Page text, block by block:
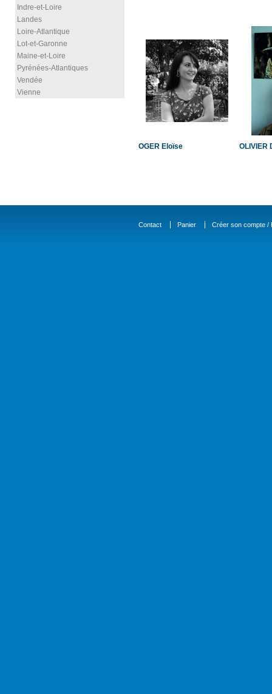
Indre-et-Loire
Landes
Loire-Atlantique
Lot-et-Garonne
Maine-et-Loire
Pyrénées-Atlantiques
Vendée
Vienne
OGER Eloïse OLIVIER
Contact Panier Créer son compte /